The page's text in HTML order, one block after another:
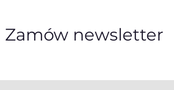
Zamów newsletter